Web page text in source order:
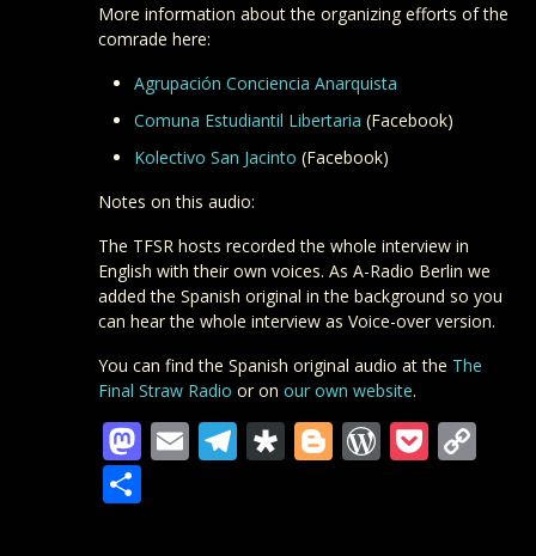
More information about the organizing efforts of the
comrade here:
Agrupación Conciencia Anarquista
Comuna Estudiantil Libertaria (Facebook)
Kolectivo San Jacinto (Facebook)
Notes on this audio:
The TFSR hosts recorded the whole interview in
English with their own voices. As A-Radio Berlin we
added the Spanish original in the background so you
can hear the whole interview as Voice-over version.
You can find the Spanish original audio at the The
Final Straw Radio or onour own website.
Mastodon
EmailTelegram
Diaspora
Blogger